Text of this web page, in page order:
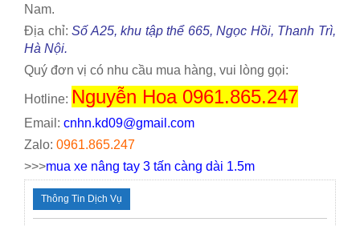
Nam.
Địa chỉ:Số A25, khu tập thể 665, Ngọc Hồi, Thanh Trì,
Hà Nội.
Quý đơn vị có nhu cầu mua hàng, vui lòng gọi:
Hotline: Nguyễn Hoa 0961.865.247
Email: cnhn.kd09@gmail.com
Zalo: 0961.865.247
>>>mua xe nâng tay 3 tấn càng dài 1.5m
Thông Tin Dịch Vụ